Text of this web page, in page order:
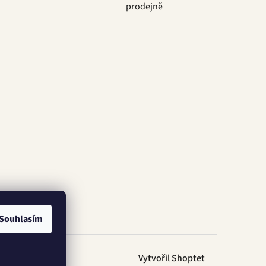
prodejně
Vytvořil Shoptet